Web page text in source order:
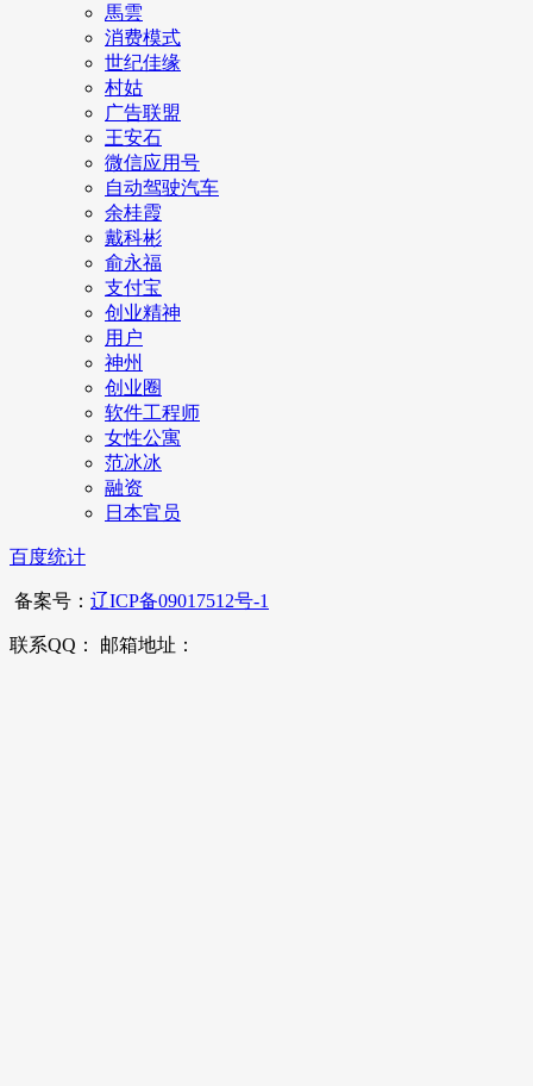
馬雲
消费模式
世纪佳缘
村姑
广告联盟
王安石
微信应用号
自动驾驶汽车
余桂霞
戴科彬
俞永福
支付宝
创业精神
用户
神州
创业圈
软件工程师
女性公寓
范冰冰
融资
日本官员
百度统计
备案号： 辽ICP备09017512号-1
联系QQ： 邮箱地址：